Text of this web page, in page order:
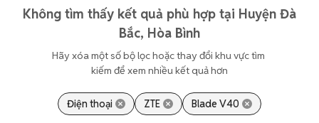
Không tìm thấy kết quả phù hợp tại Huyện Đà
Bắc, Hòa Bình
Hãy xóa một số bộ lọc hoặc thay đổi khu vực tìm
kiếm để xem nhiều kết quả hơn
Điện thoại ZTE Blade V40